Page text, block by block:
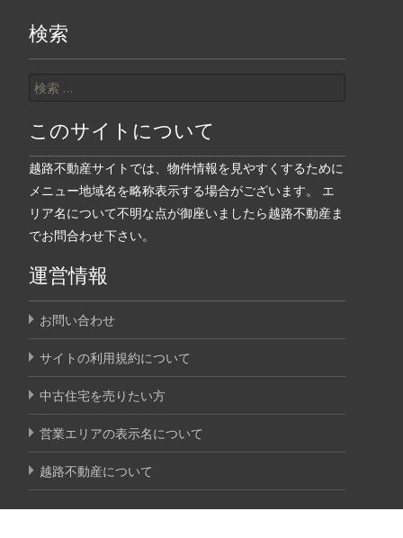
検索
このサイトについて
越路不動産サイトでは、物件情報を見やすくするために
メニュー地域名を略称表示する場合がございます。 エ
リア名について不明な点が御座いましたら越路不動産ま
でお問合わせ下さい。
運営情報
お問い合わせ
サイトの利用規約について
中古住宅を売りたい方
営業エリアの表示名について
越路不動産について